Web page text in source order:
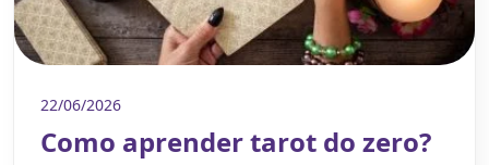
22/06/2026
Como aprender tarot do zero?